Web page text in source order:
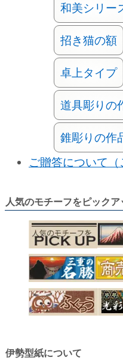
和美シリー
招き猫の額
卓上タイプ
道具彫りの
錐彫りの作
ご贈答について（
人気のモチーフをピックア
伊勢型紙について